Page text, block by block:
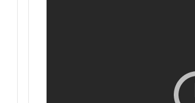
التوالي على حساب الفتح والجيش ينهزم
أمام الدفاع بهدف دون رد